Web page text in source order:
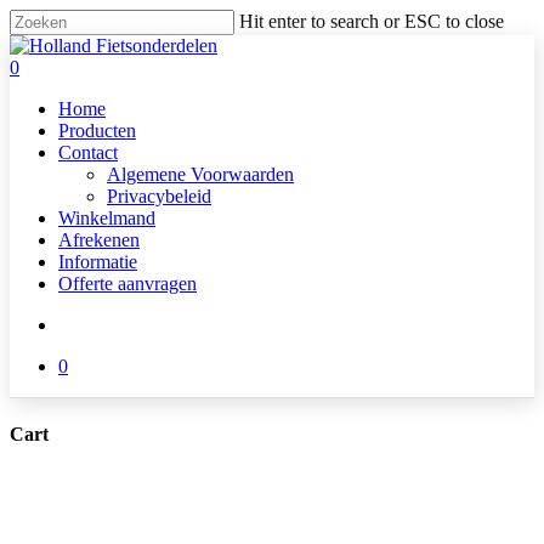
Skip
to
main
Hit enter to search or ESC to close
Close
Search
search
0
Home
Producten
Contact
Algemene Voorwaarden
Privacybeleid
Winkelmand
Afrekenen
Informatie
Offerte aanvragen
0
Cart